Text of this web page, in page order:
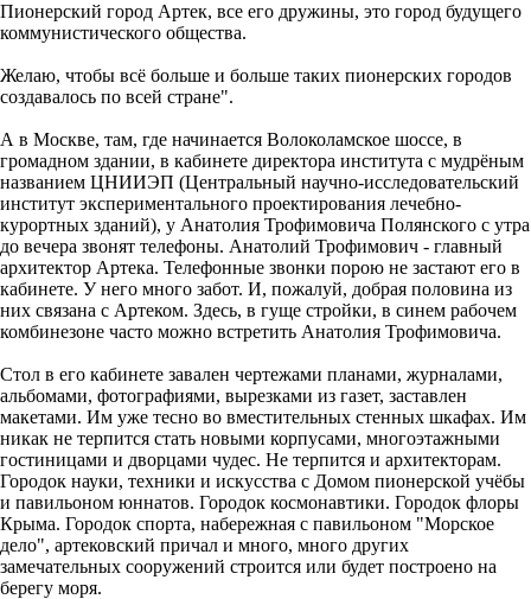
Пионерский город Артек, все его дружины, это город будущего
коммунистического общества.
Желаю, чтобы всё больше и больше таких пионерских городов
создавалось по всей стране".
А в Москве, там, где начинается Волоколамское шоссе, в
громадном здании, в кабинете директора института с мудрёным
названием ЦНИИЭП (Центральный научно-исследовательский
институт экспериментального проектирования лечебно-
курортных зданий), у Анатолия Трофимовича Полянского с утра
до вечера звонят телефоны. Анатолий Трофимович - главный
архитектор Артека. Телефонные звонки порою не застают его в
кабинете. У него много забот. И, пожалуй, добрая половина из
них связана с Артеком. Здесь, в гуще стройки, в синем рабочем
комбинезоне часто можно встретить Анатолия Трофимовича.
Стол в его кабинете завален чертежами планами, журналами,
альбомами, фотографиями, вырезками из газет, заставлен
макетами. Им уже тесно во вместительных стенных шкафах. Им
никак не терпится стать новыми корпусами, многоэтажными
гостиницами и дворцами чудес. Не терпится и архитекторам.
Городок науки, техники и искусства с Домом пионерской учёбы
и павильоном юннатов. Городок космонавтики. Городок флоры
Крыма. Городок спорта, набережная с павильоном "Морское
дело", артековский причал и много, много других
замечательных сооружений строится или будет построено на
берегу моря.